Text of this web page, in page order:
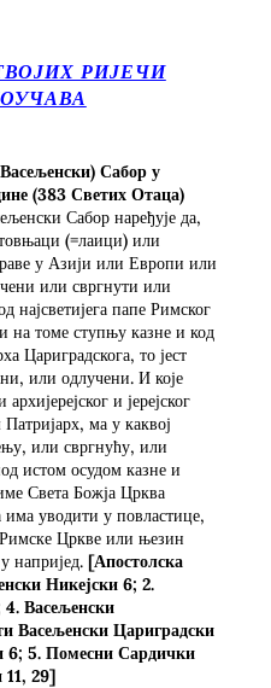
РИЈЕЧИ
Сабор у
(383 Светих Отаца)
Сабор наређује да,
(=лаици) или
у Азији или Европи или
или свргнути или
најсветијега папе Римског
на томе ступњу казне и код
Цариградскога, то јест
или одлучени. И које
и јерејског
ма у каквој
или свргнућу, или
истом осудом казне и
Света Божја Црква
уводити у повластице,
Римске Цркве или њезин
напријед. [Апостолска
Никејски 6; 2.
Васељенски
Васељенски Цариградски
6; 5. Помесни Сардички
11, 29]